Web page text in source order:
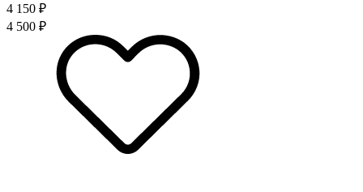
4 150 ₽
4 500 ₽